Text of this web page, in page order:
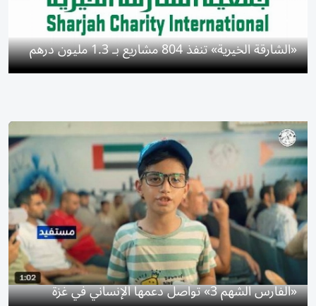
«الشارقة الخيرية» تنفذ 804 مشاريع بـ 1.3 مليون درهم
«الفارس الشهم 3» تواصل دعمها الإنساني في غزة